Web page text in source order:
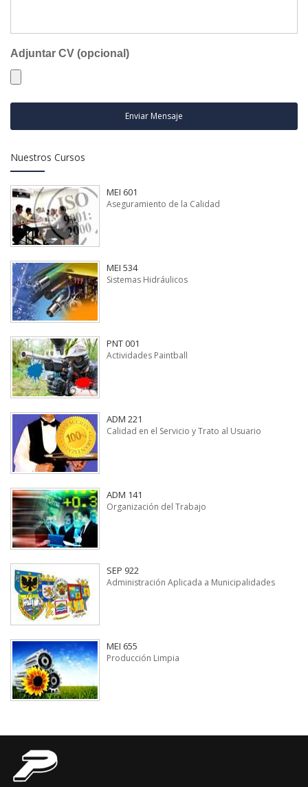
Adjuntar CV (opcional)
Enviar Mensaje
Nuestros Cursos
MEI 601
Aseguramiento de la Calidad
MEI 534
Sistemas Hidráulicos
PNT 001
Actividades Paintball
ADM 221
Calidad en el Servicio y Trato al Usuario
ADM 141
Organización del Trabajo
SEP 922
Administración Aplicada a Municipalidades
MEI 655
Producción Limpia